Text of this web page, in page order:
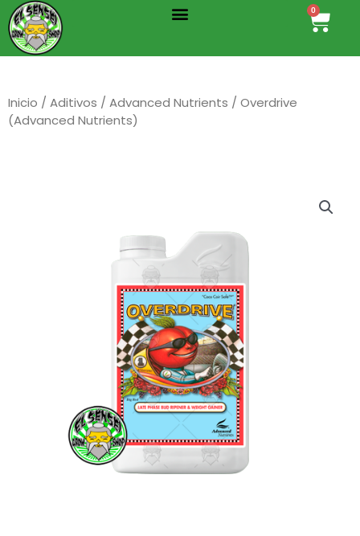
al
contenido
Menu 0
Cart
Inicio / Aditivos / Advanced Nutrients / Overdrive
(Advanced Nutrients)